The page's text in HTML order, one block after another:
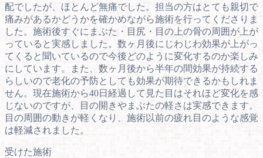
配でしたが、ほとんど無痛でした。担当の方はとても親切で
痛みがあるかどうかを確かめながら施術を行ってくださりま
した。施術後すぐにまぶた・目尻・目の上の骨の周囲が上が
っていると実感しました。数ヶ月後にじわじわ効果が上がっ
てくると聞いているので今後どのように変化するのか楽しみ
にしています。また、数ヶ月後から半年の間効果が持続する
らしいので老化の予防としても効果が期待できるかもしれま
せん。現在施術から40日経過して見た目はそれほど変化を感
じないのですが、目の開きやまぶたの軽さは実感できます。
目の周囲の動きが軽くなり、施術以前の疲れ目のような感覚
は軽減されました。
受けた施術